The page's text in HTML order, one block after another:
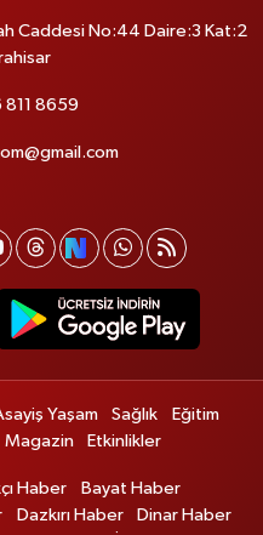
Caddesi No:44 Daire:3 Kat:2
8659
Yaşam Sağlık
Eğitim
Magazin Etkinlikler
Haber
Bayat Haber
Dazkırı Haber
Dinar Haber